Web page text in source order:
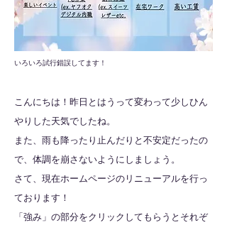
いろいろ試行錯誤してます！
こんにちは！昨日とはうって変わって少しひん
やりした天気でしたね。
また、雨も降ったり止んだりと不安定だったの
で、体調を崩さないようにしましょう。
さて、現在ホームページのリニューアルを行っ
ております！
「強み」の部分をクリックしてもらうとそれぞ